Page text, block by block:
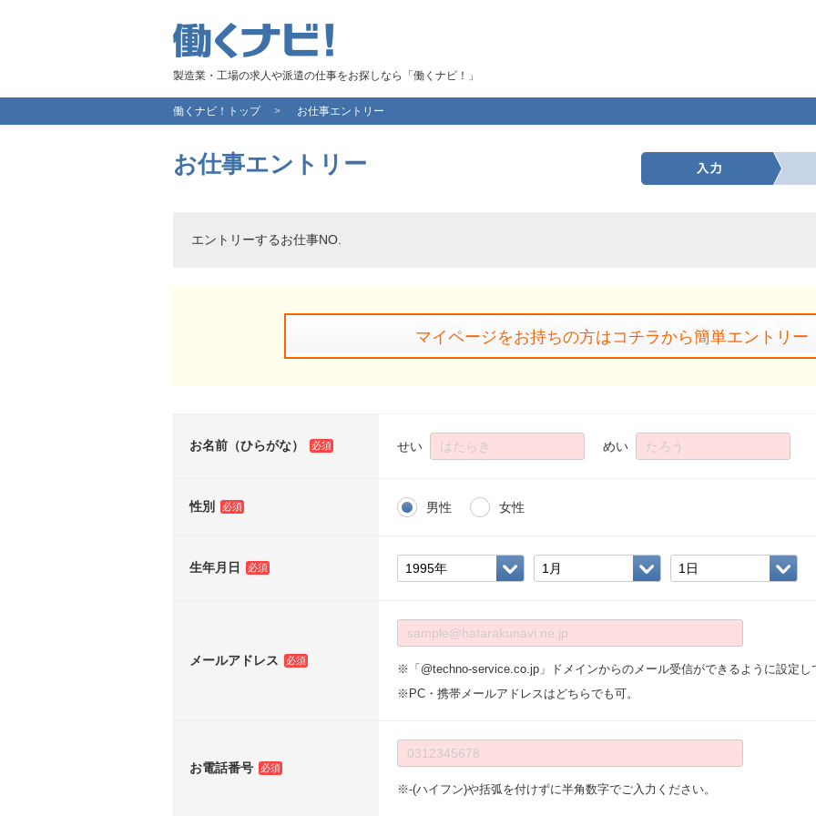
製造業・工場の求人や派遣の仕事をお探しなら「働くナビ！」
働くナビ！トップ お仕事エントリー
お仕事エントリー
エントリーするお仕事NO.
マイページをお持ちの方はコチラから簡単エントリー
お名前（ひらがな） せい めい
性別 男性 女性
生年月日
メールアドレス
※「@techno-service.co.jp」ドメインからのメール受信ができるように設定し
※PC・携帯メールアドレスはどちらでも可。
お電話番号
※-(ハイフン)や括弧を付けずに半角数字でご入力ください。